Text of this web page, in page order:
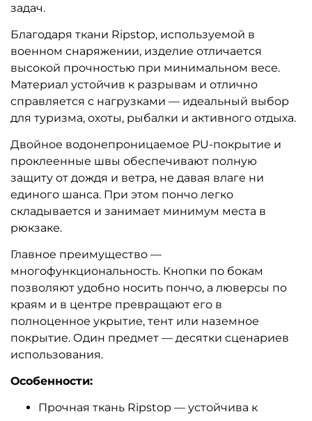
задач.
Благодаря ткани Ripstop, используемой в
военном снаряжении, изделие отличается
высокой прочностью при минимальном весе.
Материал устойчив к разрывам и отлично
справляется с нагрузками — идеальный выбор
для туризма, охоты, рыбалки и активного отдыха.
Двойное водонепроницаемое PU-покрытие и
проклеенные швы обеспечивают полную
защиту от дождя и ветра, не давая влаге ни
единого шанса. При этом пончо легко
складывается и занимает минимум места в
рюкзаке.
Главное преимущество —
многофункциональность. Кнопки по бокам
позволяют удобно носить пончо, а люверсы по
краям и в центре превращают его в
полноценное укрытие, тент или наземное
покрытие. Один предмет — десятки сценариев
использования.
Особенности:
Прочная ткань Ripstop — устойчива к